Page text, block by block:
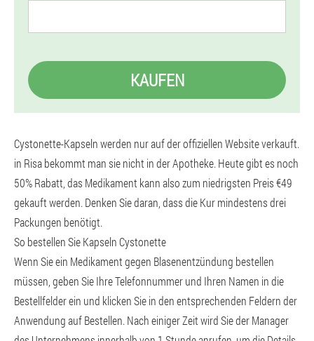
KAUFEN
Cystonette-Kapseln werden nur auf der offiziellen Website verkauft.
in Risa bekommt man sie nicht in der Apotheke. Heute gibt es noch
50% Rabatt, das Medikament kann also zum niedrigsten Preis €49
gekauft werden. Denken Sie daran, dass die Kur mindestens drei
Packungen benötigt.
So bestellen Sie Kapseln Cystonette
Wenn Sie ein Medikament gegen Blasenentzündung bestellen
müssen, geben Sie Ihre Telefonnummer und Ihren Namen in die
Bestellfelder ein und klicken Sie in den entsprechenden Feldern der
Anwendung auf Bestellen. Nach einiger Zeit wird Sie der Manager